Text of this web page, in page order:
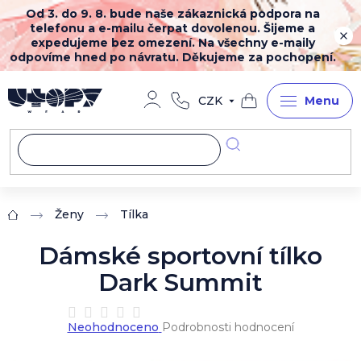
Přejít
na
obsah
Od 3. do 9. 8. bude naše zákaznická podpora na
telefonu a e-mailu čerpat dovolenou. Šijeme a
expedujeme bez omezení. Na všechny e-maily
odpovíme hned po návratu. Děkujeme za pochopení.
CZK
Nákupní
košík
Domů Ženy Tílka
Dámské sportovní tílko
Dark Summit
Průměrné
hodnocení
Neohodnoceno Podrobnosti hodnocení